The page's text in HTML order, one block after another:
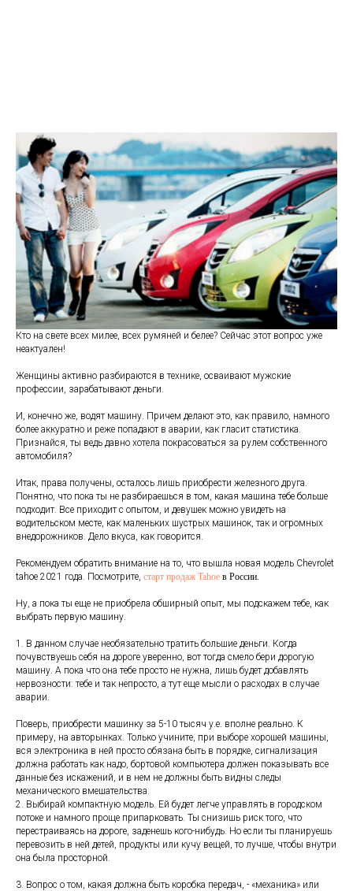
Кто на свете всех милее, всех румяней и белее? Сейчас этот вопрос уже
неактуален!
Женщины активно разбираются в технике, осваивают мужские
профессии, зарабатывают деньги.
И, конечно же, водят машину. Причем делают это, как правило, намного
более аккуратно и реже попадают в аварии, как гласит статистика.
Признайся, ты ведь давно хотела покрасоваться за рулем собственного
автомобиля?
Итак, права получены, осталось лишь приобрести железного друга.
Понятно, что пока ты не разбираешься в том, какая машина тебе больше
подходит. Все приходит с опытом, и девушек можно увидеть на
водительском месте, как маленьких шустрых машинок, так и огромных
внедорожников. Дело вкуса, как говорится.
Рекомендуем обратить внимание на то, что вышла новая модель Chevrolet
tahoe 2021 года. Посмотрите, старт продаж Tahoe в России.
Ну, а пока ты еще не приобрела обширный опыт, мы подскажем тебе, как
выбрать первую машину.
1. В данном случае необязательно тратить большие деньги. Когда
почувствуешь себя на дороге уверенно, вот тогда смело бери дорогую
машину. А пока что она тебе просто не нужна, лишь будет добавлять
нервозности: тебе и так непросто, а тут еще мысли о расходах в случае
аварии.
Поверь, приобрести машинку за 5-10 тысяч у.е. вполне реально. К
примеру, на авторынках. Только учините, при выборе хорошей машины,
вся электроника в ней просто обязана быть в порядке, сигнализация
должна работать как надо, бортовой компьютера должен показывать все
данные без искажений, и в нем не должны быть видны следы
механического вмешательства.
2. Выбирай компактную модель. Ей будет легче управлять в городском
потоке и намного проще припарковать. Ты снизишь риск того, что
перестраиваясь на дороге, заденешь кого-нибудь. Но если ты планируешь
перевозить в ней детей, продукты или кучу вещей, то лучше, чтобы внутри
она была просторной.
3. Вопрос о том, какая должна быть коробка передач, - «механика» или